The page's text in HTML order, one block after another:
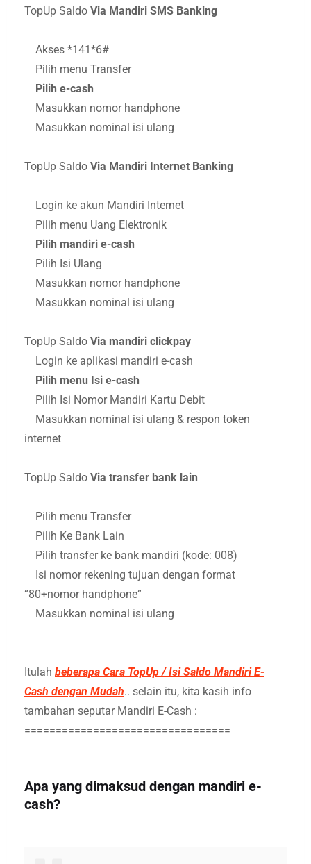
TopUp Saldo Via Mandiri SMS Banking
Akses *141*6#
Pilih menu Transfer
Pilih e-cash
Masukkan nomor handphone
Masukkan nominal isi ulang
TopUp Saldo Via Mandiri Internet Banking
Login ke akun Mandiri Internet
Pilih menu Uang Elektronik
Pilih mandiri e-cash
Pilih Isi Ulang
Masukkan nomor handphone
Masukkan nominal isi ulang
TopUp Saldo Via mandiri clickpay
Login ke aplikasi mandiri e-cash
Pilih menu Isi e-cash
Pilih Isi Nomor Mandiri Kartu Debit
Masukkan nominal isi ulang & respon token
internet
TopUp Saldo Via transfer bank lain
Pilih menu Transfer
Pilih Ke Bank Lain
Pilih transfer ke bank mandiri (kode: 008)
Isi nomor rekening tujuan dengan format
“80+nomor handphone”
Masukkan nominal isi ulang
Itulah beberapa Cara TopUp / Isi Saldo Mandiri E-
Cash dengan Mudah.. selain itu, kita kasih info
tambahan seputar Mandiri E-Cash :
=================================
Apa yang dimaksud dengan mandiri e-
cash?